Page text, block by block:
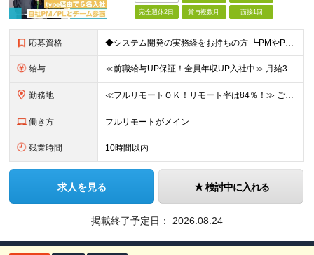
完全週休2日 賞与複数月 面接1回
応募資格 ◆システム開発の実務経をお持ちの方 ┗PMやPL経験がなくても挑戦したい意欲を高く評価します！ ◆学歴不問 ★転職回数・ブランクなど一切不問！ ＼こんな方にピッタリの会社です／ □商流が深くPL・
給与 ≪前職給与UP保証！全員年収UP入社中≫ 月給32万円～＋賞与年4ヵ月分(業績により変動する場合もあります) ★スキルや経験を考慮の上、優遇します ★上記月給は固定残業代30時間分(月6万1000
勤務地 ≪フルリモートＯＫ！リモート率は84％！≫ ご自宅や本社オフィスでの在宅勤務、または東京23区内を中心とした首都圏のクライアント先での勤務 ■本社 東京都文京区後楽1-1-5 水道橋外堀通ビル2F
働き方 フルリモートがメイン
残業時間 10時間以内
求人を見る 検討中に入れる
掲載終了予定日： 2026.08.24